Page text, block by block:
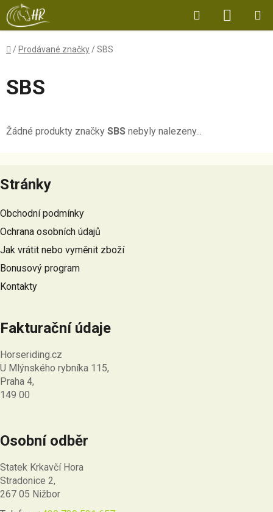
Přejít
na
obsah
Hledat
KOŠÍK
Domů
/ Prodávané značky /SBS
SBS
Žádné produkty značky SBS nebyly nalezeny...
á
p
a
í
Stránky
Obchodní podmínky
Ochrana osobních údajů
Jak vrátit nebo vyměnit zboží
Bonusový program
Kontakty
Fakturační údaje
Horseriding.cz
U Mlýnského rybníka 115,
Praha 4,
149 00
Osobní odběr
Statek Krkavčí Hora
Stradonice 2,
267 05 Nižbor